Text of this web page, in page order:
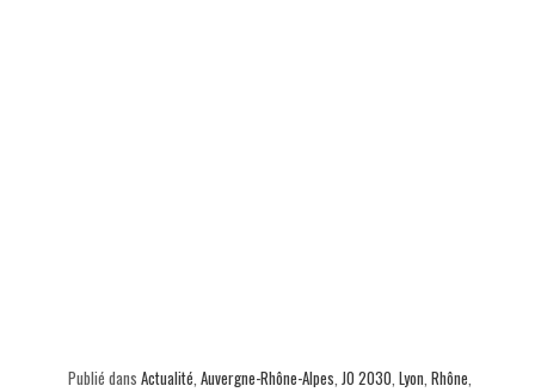
Publié dans Actualité, Auvergne-Rhône-Alpes, JO 2030, Lyon, Rhône,